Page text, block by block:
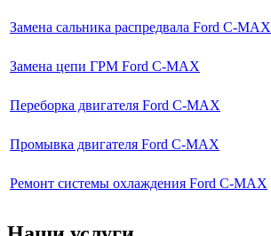
Замена сальника распредвала Ford C-MAX
Замена цепи ГРМ Ford C-MAX
Переборка двигателя Ford C-MAX
Промывка двигателя Ford C-MAX
Ремонт системы охлаждения Ford C-MAX